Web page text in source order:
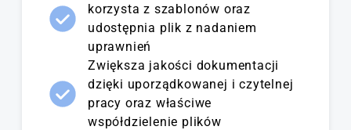
korzysta z szablonów oraz
udostępnia plik z nadaniem
uprawnień
Zwiększa jakości dokumentacji
dzięki uporządkowanej i czytelnej
pracy oraz właściwe
współdzielenie plików